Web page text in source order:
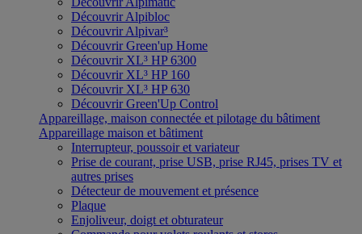
Découvrir Alpibloc
Découvrir Alpivar³
Découvrir Green'up Home
Découvrir XL³ HP 6300
Découvrir XL³ HP 160
Découvrir XL³ HP 630
Découvrir Green'Up Control
Appareillage, maison connectée et pilotage du bâtiment
Appareillage maison et bâtiment
Interrupteur, poussoir et variateur
Prise de courant, prise USB, prise RJ45, prises TV et
autres prises
Détecteur de mouvement et présence
Plaque
Enjoliveur, doigt et obturateur